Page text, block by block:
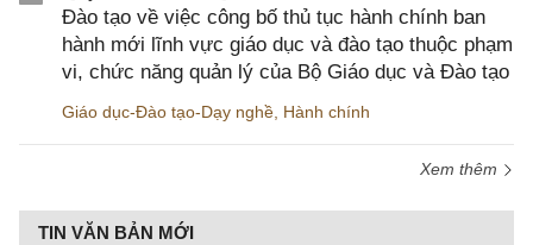
Đào tạo về việc công bố thủ tục hành chính ban
hành mới lĩnh vực giáo dục và đào tạo thuộc phạm
vi, chức năng quản lý của Bộ Giáo dục và Đào tạo
Giáo dục-Đào tạo-Dạy nghề Hành chính
Xem thêm
TIN VĂN BẢN MỚI